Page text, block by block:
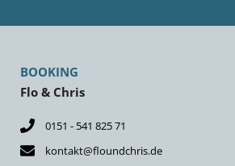
BOOKING
Flo & Chris
0151 - 541 825 71
kontakt@floundchris.de